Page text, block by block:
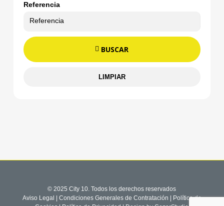
Referencia
BUSCAR
LIMPIAR
© 2025 City 10. Todos los derechos reservados
Aviso Legal
Condiciones Generales de Contratación
Política de